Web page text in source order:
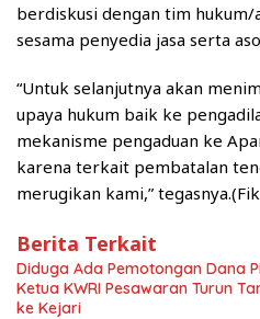
berdiskusi dengan tim
sesama penyedia jasa serta
“Untuk selanjutnya akan
upaya hukum baik ke
mekanisme pengaduan ke
karena terkait pembatalan
merugikan kami,”
Berita Terkait
Diduga Ada Pemotongan Dana
Ketua KWRI Pesawaran Turun
ke Kejari